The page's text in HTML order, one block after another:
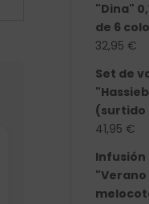
"Dina"
de 6
32,95 €
Set de
(surtido
41,95 €
"Verano